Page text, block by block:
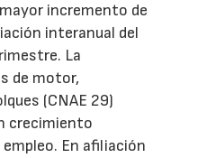
incremento de
interanual del
La
de motor,
(CNAE 29)
crecimiento
En afiliación